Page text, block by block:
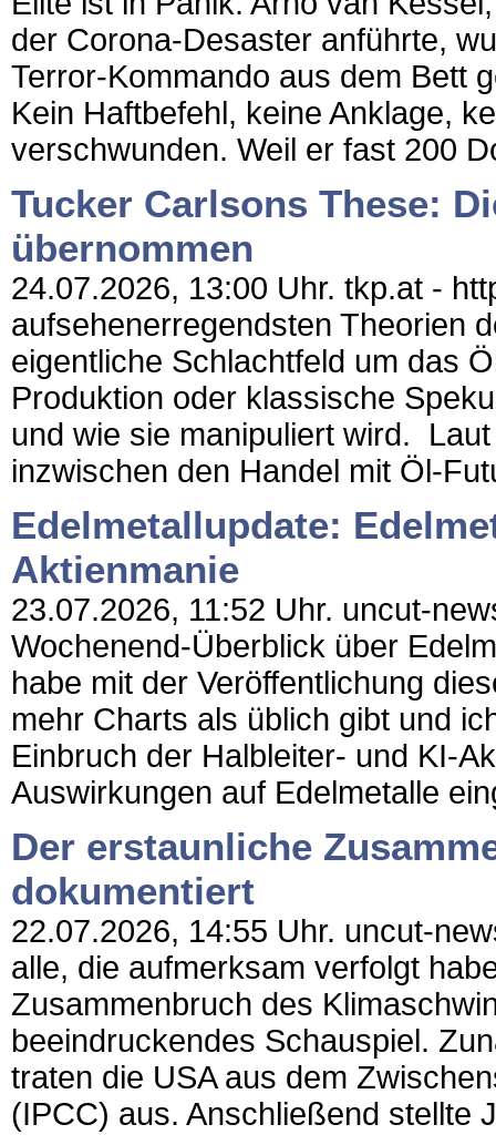
der Corona-Desaster anführte,
Terror-Kommando aus dem Bett
Kein Haftbefehl, keine Anklage,
verschwunden. Weil er fast 200
Tucker Carlsons These:
übernommen
24.07.2026, 13:00 Uhr. tkp.at -
aufsehenerregendsten Theorien
eigentliche Schlachtfeld um das
Produktion oder klassische
und wie sie manipuliert wird.
inzwischen den Handel mit Öl-
Edelmetallupdate:
Aktienmanie
23.07.2026, 11:52 Uhr. uncut-
Wochenend-Überblick über
habe mit der Veröffentlichung
mehr Charts als üblich gibt und
Einbruch der Halbleiter- und KI-
Auswirkungen auf Edelmetalle
Der erstaunliche
dokumentiert
22.07.2026, 14:55 Uhr. uncut-
alle, die aufmerksam verfolgt
Zusammenbruch des
beeindruckendes Schauspiel.
traten die USA aus dem
(IPCC) aus. Anschließend stellte